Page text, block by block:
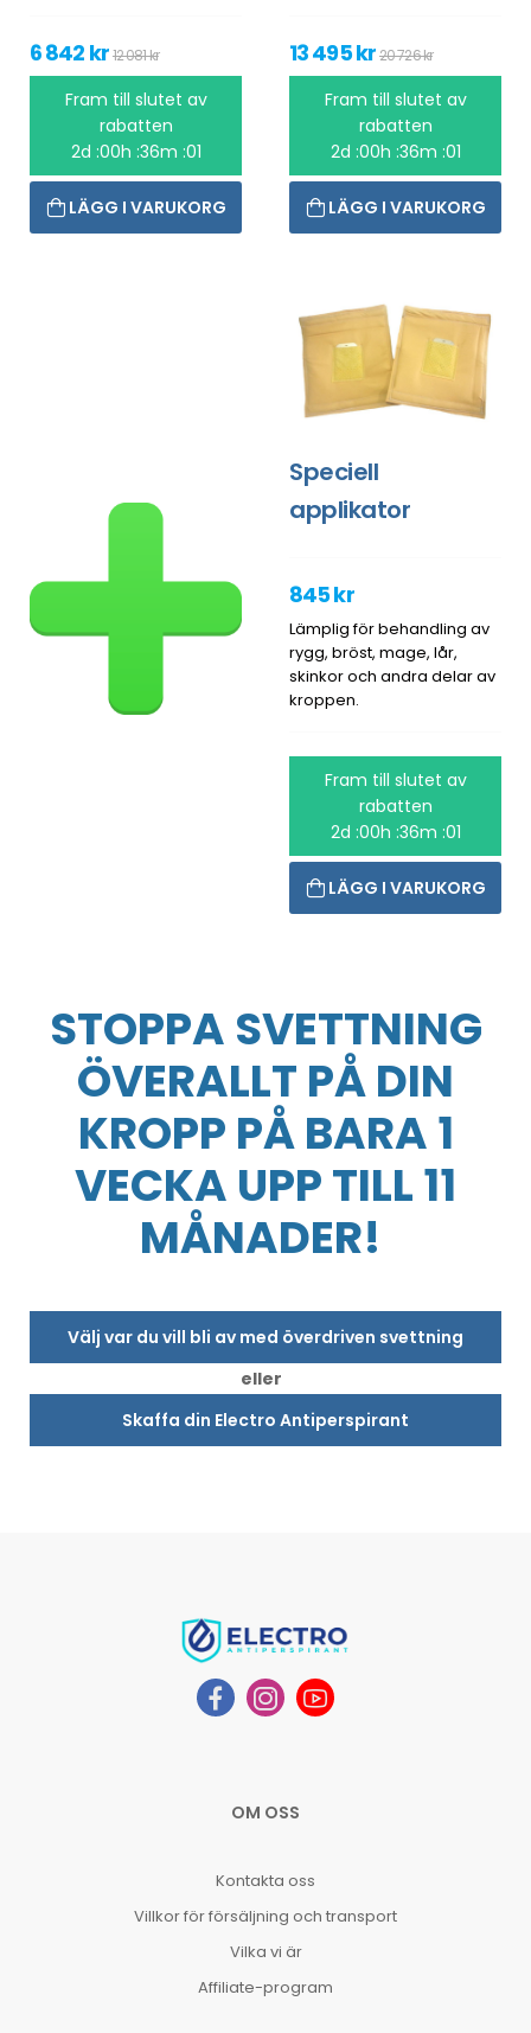
6 842 kr12 081 kr
Fram till slutet av
rabatten
2d :00h :36m :01
LÄGG I VARUKORG
13 495 kr20 726 kr
Fram till slutet av
rabatten
2d :00h :36m :01
LÄGG I VARUKORG
Speciell
applikator
845 kr
Lämplig för behandling av
rygg, bröst, mage, lår,
skinkor och andra delar av
kroppen.
Fram till slutet av
rabatten
2d :00h :36m :01
LÄGG I VARUKORG
STOPPA SVETTNING
ÖVERALLT PÅ DIN
KROPP PÅ BARA 1
VECKA UPP TILL 11
MÅNADER!
Välj var du vill bli av med överdriven svettning
eller
Skaffa din Electro Antiperspirant
OM OSS
Kontakta oss
Villkor för försäljning och transport
Vilka vi är
Affiliate-program